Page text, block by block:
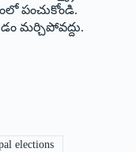
పంచుకోండి.
మర్చిపోవద్దు.
elections